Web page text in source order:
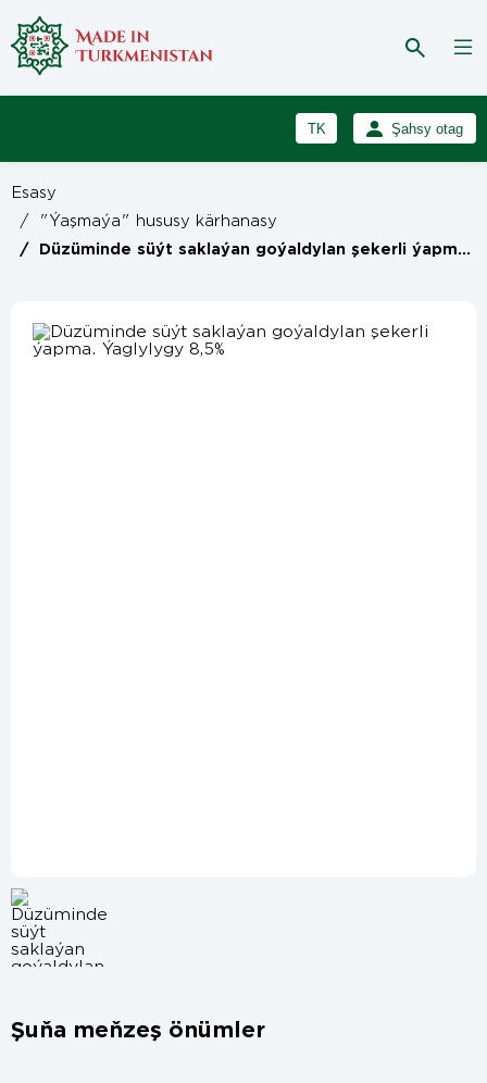
TK
RU
Şahsy otag
Esasy
/
"Ýaşmaýa" hususy kärhanasy
/ Düzüminde süýt saklaýan goýaldylan şekerli ýapma. Ýaglylygy 8,5%
Şuňa meňzeş önümler